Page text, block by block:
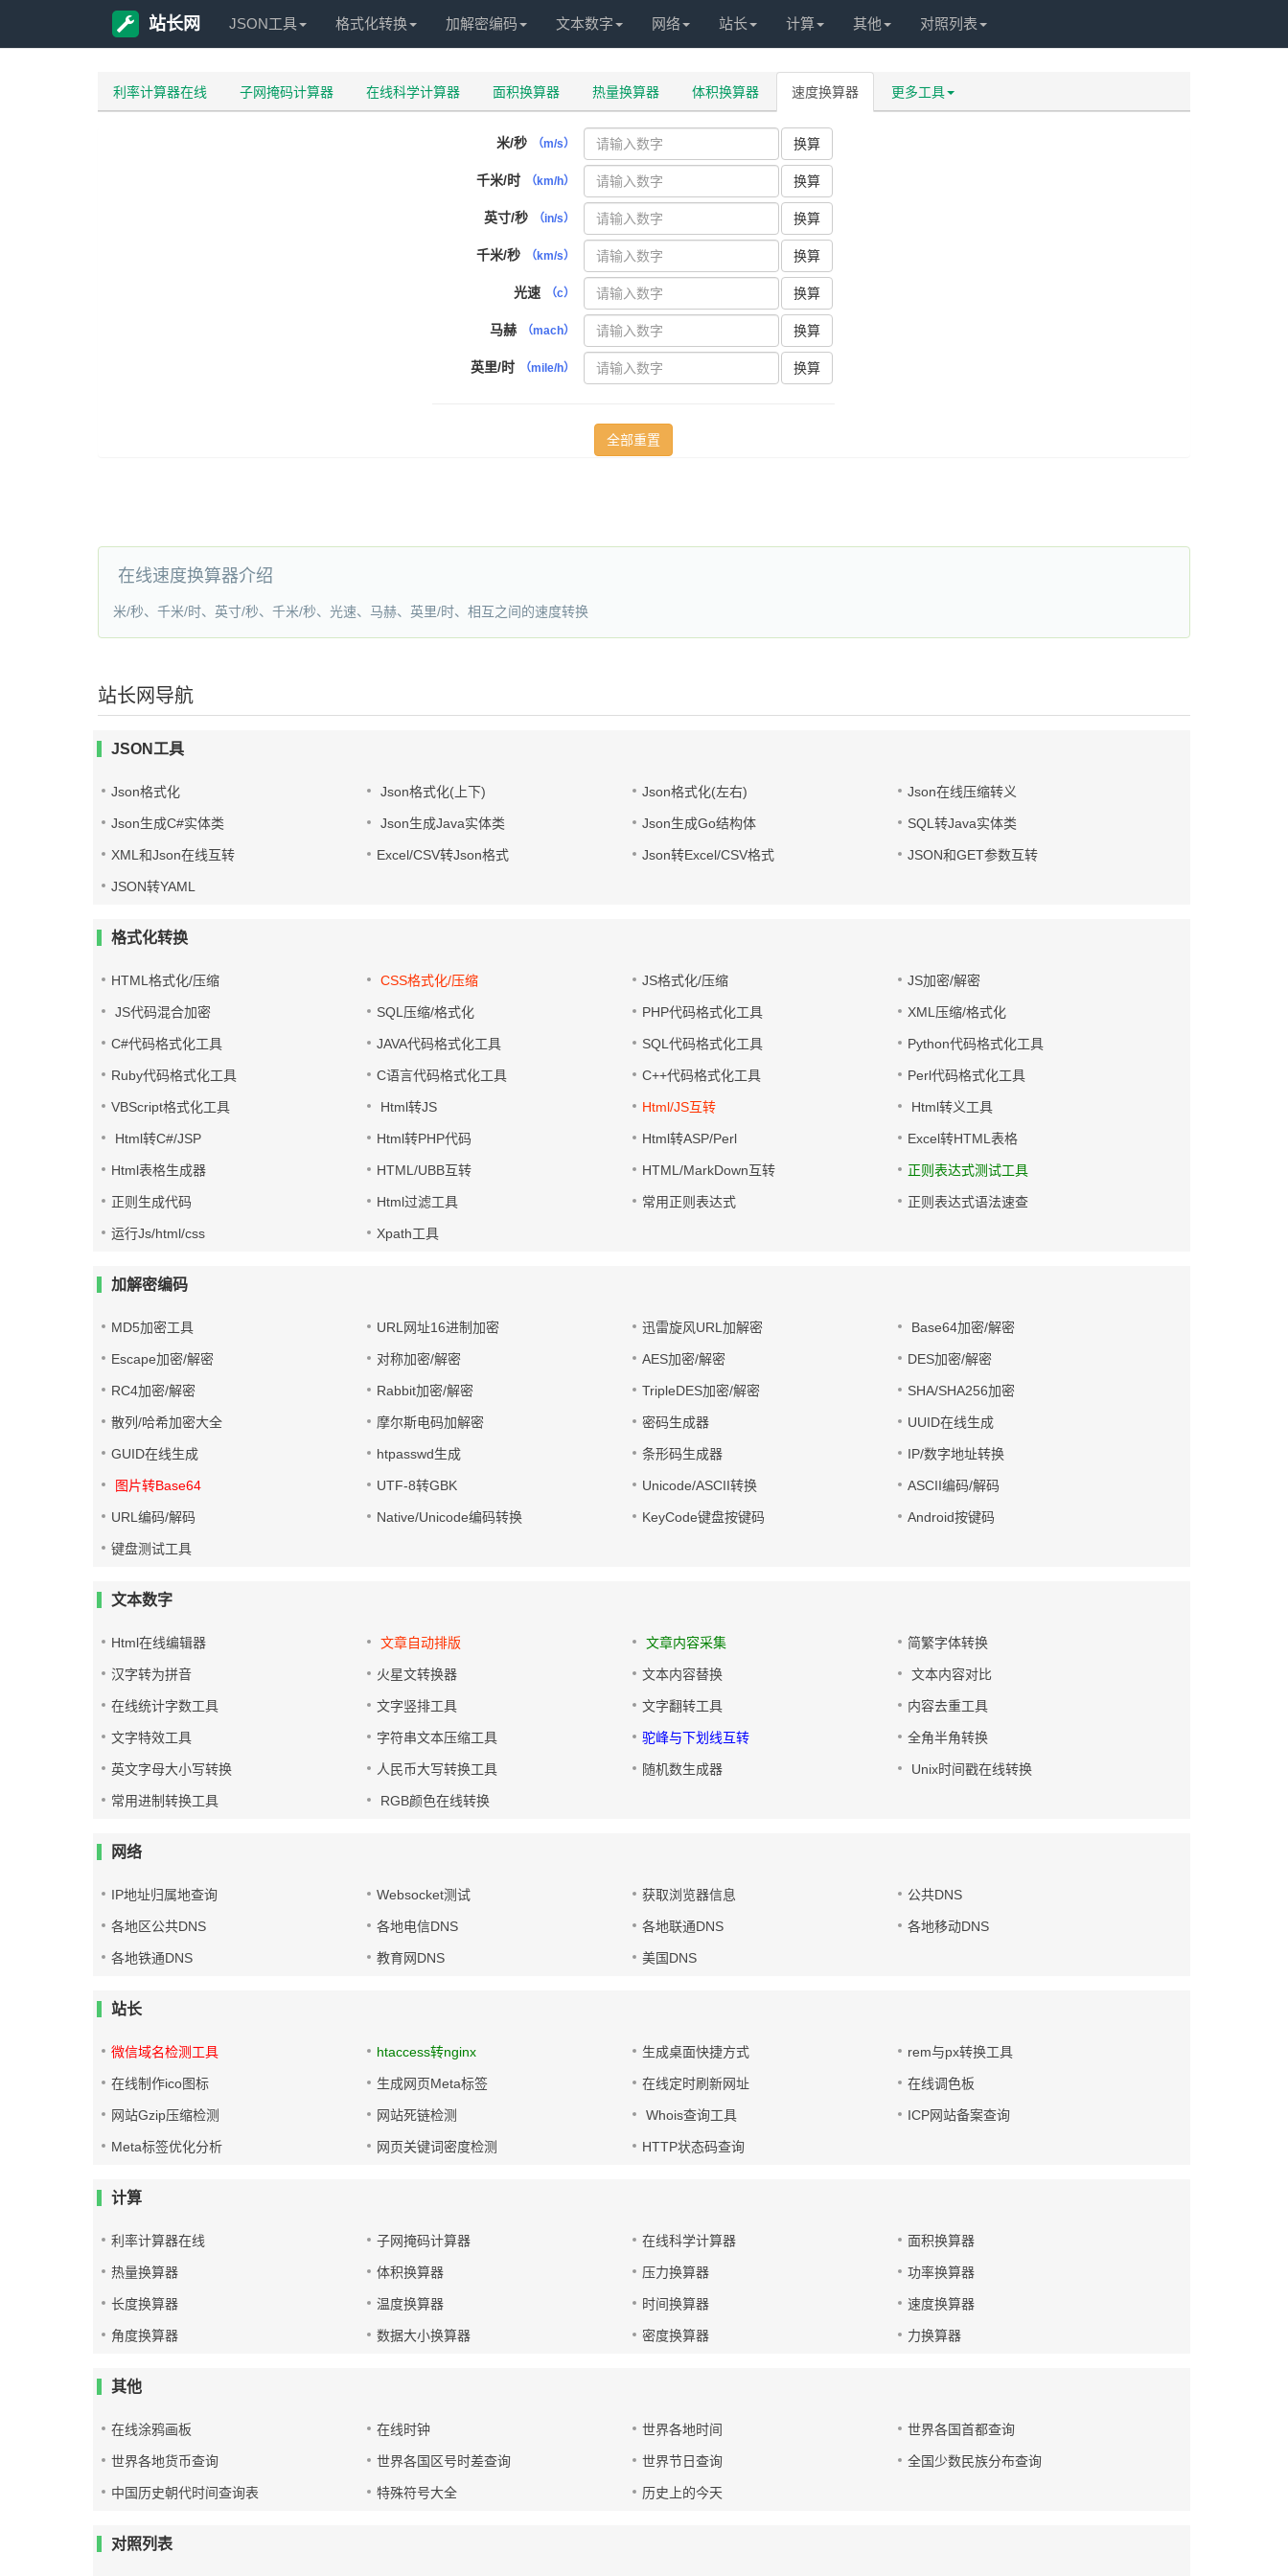
站长网 JSON工具 格式化转换 加解密编码 文本数字 网络 站长 计算 其他 对照列表
利率计算器在线 子网掩码计算器 在线科学计算器 面积换算器 热量换算器 体积换算器 速度换算器 更多工具
米/秒 （m/s） 换算
千米/时 （km/h） 换算
英寸/秒 （in/s） 换算
千米/秒 （km/s） 换算
光速 （c） 换算
马赫 （mach） 换算
英里/时 （mile/h） 换算
在线速度换算器介绍
米/秒、千米/时、英寸/秒、千米/秒、光速、马赫、英里/时、相互之间的速度转换
站长网导航
JSON工具
Json格式化 Json格式化(上下) Json格式化(左右) Json在线压缩转义
Json生成C#实体类 Json生成Java实体类 Json生成Go结构体 SQL转Java实体类
XML和Json在线互转 Excel/CSV转Json格式 Json转Excel/CSV格式 JSON和GET参数互转
JSON转YAML
格式化转换
HTML格式化/压缩 CSS格式化/压缩 JS格式化/压缩 JS加密/解密
JS代码混合加密 SQL压缩/格式化 PHP代码格式化工具 XML压缩/格式化
C#代码格式化工具 JAVA代码格式化工具 SQL代码格式化工具 Python代码格式化工具
Ruby代码格式化工具 C语言代码格式化工具 C++代码格式化工具 Perl代码格式化工具
VBScript格式化工具 Html转JS Html/JS互转 Html转义工具
Html转C#/JSP Html转PHP代码 Html转ASP/Perl Excel转HTML表格
Html表格生成器 HTML/UBB互转 HTML/MarkDown互转 正则表达式测试工具
正则生成代码 Html过滤工具 常用正则表达式 正则表达式语法速查
运行Js/html/css Xpath工具
加解密编码
MD5加密工具 URL网址16进制加密 迅雷旋风URL加解密 Base64加密/解密
Escape加密/解密 对称加密/解密 AES加密/解密 DES加密/解密
RC4加密/解密 Rabbit加密/解密 TripleDES加密/解密 SHA/SHA256加密
散列/哈希加密大全 摩尔斯电码加解密 密码生成器 UUID在线生成
GUID在线生成 htpasswd生成 条形码生成器 IP/数字地址转换
图片转Base64 UTF-8转GBK Unicode/ASCII转换 ASCII编码/解码
URL编码/解码 Native/Unicode编码转换 KeyCode键盘按键码 Android按键码
键盘测试工具
文本数字
Html在线编辑器 文章自动排版 文章内容采集 简繁字体转换
汉字转为拼音 火星文转换器 文本内容替换 文本内容对比
在线统计字数工具 文字竖排工具 文字翻转工具 内容去重工具
文字特效工具 字符串文本压缩工具 驼峰与下划线互转 全角半角转换
英文字母大小写转换 人民币大写转换工具 随机数生成器 Unix时间戳在线转换
常用进制转换工具 RGB颜色在线转换
网络
IP地址归属地查询 Websocket测试 获取浏览器信息 公共DNS
各地区公共DNS 各地电信DNS 各地联通DNS 各地移动DNS
各地铁通DNS 教育网DNS 美国DNS
站长
微信域名检测工具 htaccess转nginx 生成桌面快捷方式 rem与px转换工具
在线制作ico图标 生成网页Meta标签 在线定时刷新网址 在线调色板
网站Gzip压缩检测 网站死链检测 Whois查询工具 ICP网站备案查询
Meta标签优化分析 网页关键词密度检测 HTTP状态码查询
计算
利率计算器在线 子网掩码计算器 在线科学计算器 面积换算器
热量换算器 体积换算器 压力换算器 功率换算器
长度换算器 温度换算器 时间换算器 速度换算器
角度换算器 数据大小换算器 密度换算器 力换算器
其他
在线涂鸦画板 在线时钟 世界各地时间 世界各国首都查询
世界各地货币查询 世界各国区号时差查询 世界节日查询 全国少数民族分布查询
中国历史朝代时间查询表 特殊符号大全 历史上的今天
对照列表